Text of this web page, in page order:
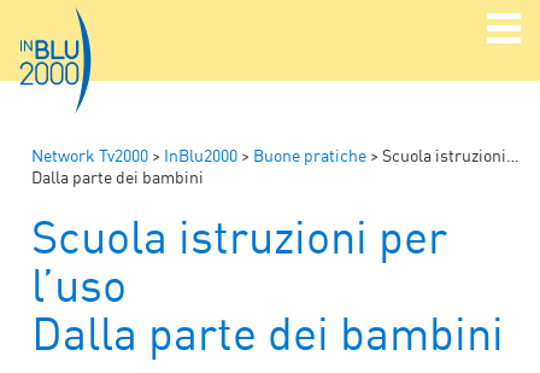
Network Tv2000 > InBlu2000 > Buone pratiche > Scuola istruzioni per l’uso
Dalla parte dei bambini
Scuola istruzioni per
l’uso
Dalla parte dei bambini